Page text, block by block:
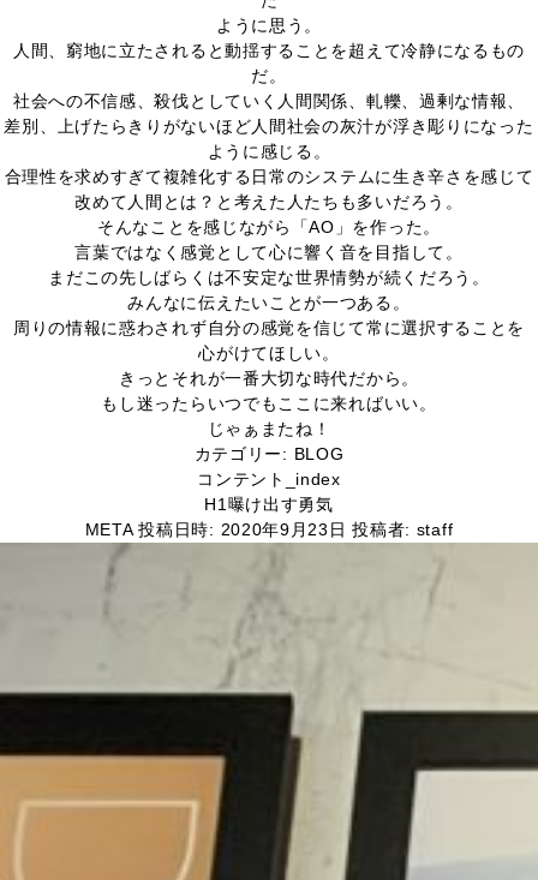
ように思う。
人間、窮地に立たされると動揺することを超えて冷静になるもの
だ。
社会への不信感、殺伐としていく人間関係、軋轢、過剰な情報、
差別、上げたらきりがないほど人間社会の灰汁が浮き彫りになった
ように感じる。
合理性を求めすぎて複雑化する日常のシステムに生き辛さを感じて
改めて人間とは？と考えた人たちも多いだろう。
そんなことを感じながら「AO」を作った。
言葉ではなく感覚として心に響く音を目指して。
まだこの先しばらくは不安定な世界情勢が続くだろう。
みんなに伝えたいことが一つある。
周りの情報に惑わされず自分の感覚を信じて常に選択することを
心がけてほしい。
きっとそれが一番大切な時代だから。
もし迷ったらいつでもここに来ればいい。
じゃぁまたね！
カテゴリー: BLOG
コンテント_index
H1 曝け出す勇気
META投稿日時: 2020年9月23日 投稿者: staff